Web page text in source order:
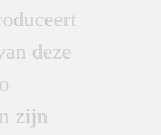
deze
zijn